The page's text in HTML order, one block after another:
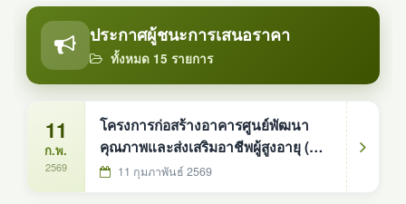
ประกาศผู้ชนะการเสนอราคา
ทั้งหมด 15 รายการ
11
ก.พ.
2569
โครงการก่อสร้างอาคารศูนย์พัฒนา
คุณภาพและส่งเสริมอาชีพผู้สูงอายุ (
ศพอส. ) ตำบลดงหม้อทองใต้
11 กุมภาพันธ์ 2569